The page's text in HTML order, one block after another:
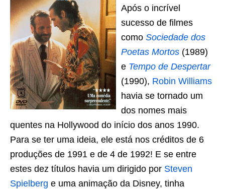
Após o incrível
sucesso de filmes
como Sociedade dos
Poetas Mortos (1989)
e Tempo de Despertar
(1990), Robin Williams
havia se tornado um
dos nomes mais
quentes na Hollywood do início dos anos 1990.
Para se ter uma ideia, ele está nos créditos de 6
produções de 1991 e de 4 de 1992! E se entre
estes dez títulos havia um dirigido por Steven
Spielberg e uma animação da Disney, tinha